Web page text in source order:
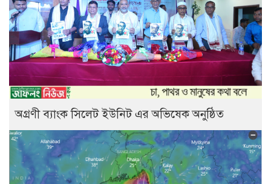
অগ্রণী ব্যাংক সিলেট ইউনিট এর অভিষেক অনুষ্ঠিত